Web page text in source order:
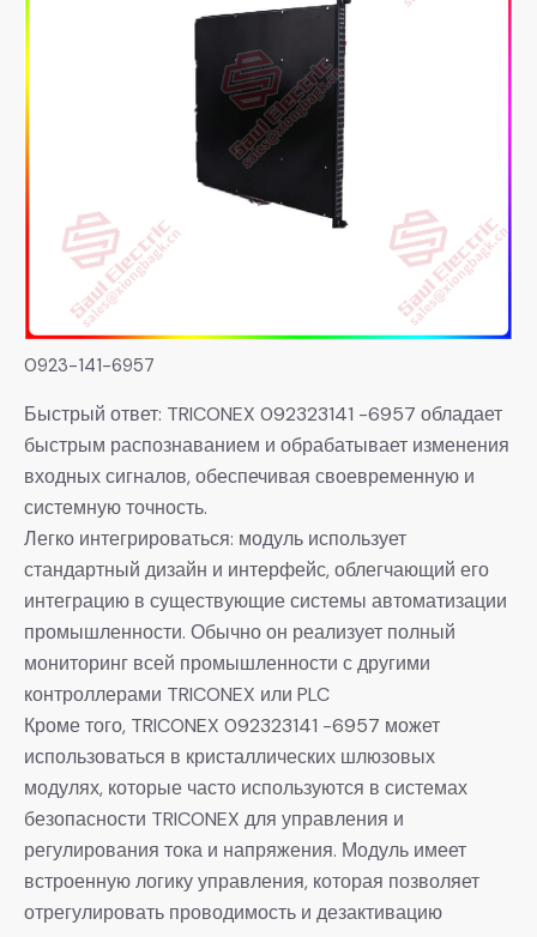
0923-141-6957
Быстрый ответ: TRICONEX 092323141 -6957 обладает
быстрым распознаванием и обрабатывает изменения
входных сигналов, обеспечивая своевременную и
системную точность.
Легко интегрироваться: модуль использует
стандартный дизайн и интерфейс, облегчающий его
интеграцию в существующие системы автоматизации
промышленности. Обычно он реализует полный
мониторинг всей промышленности с другими
контроллерами TRICONEX или PLC
Кроме того, TRICONEX 092323141 -6957 может
использоваться в кристаллических шлюзовых
модулях, которые часто используются в системах
безопасности TRICONEX для управления и
регулирования тока и напряжения. Модуль имеет
встроенную логику управления, которая позволяет
отрегулировать проводимость и дезактивацию